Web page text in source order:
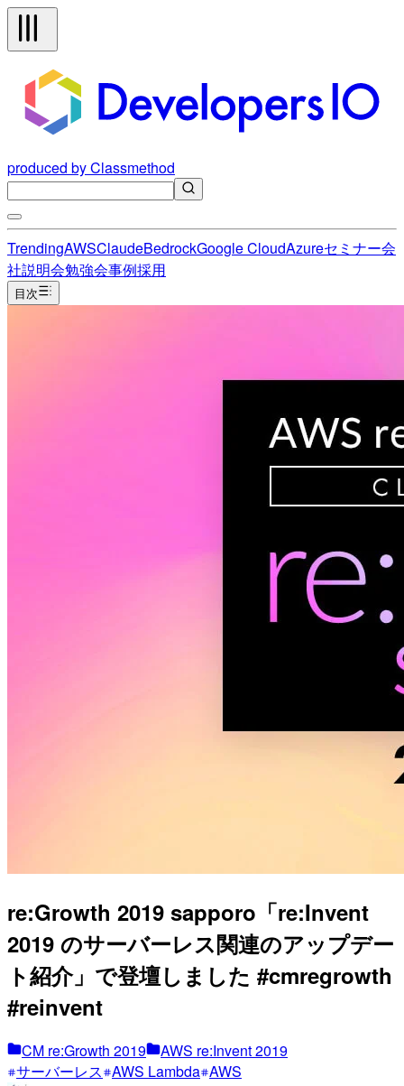
produced by Classmethod
TrendingAWSClaudeBedrockGoogle CloudAzureセミナー会
社説明会勉強会事例採用
目次
re:Growth 2019 sapporo「re:Invent
2019 のサーバーレス関連のアップデー
ト紹介」で登壇しました #cmregrowth
#reinvent
CM re:Growth 2019
AWS re:Invent 2019
サーバーレス AWS Lambda AWS